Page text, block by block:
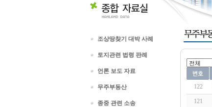
조상땅찾기 대박 사례
토지관련 법령 판례
언론 보도 자료
무주부동산
종중 관련 소송
122
121